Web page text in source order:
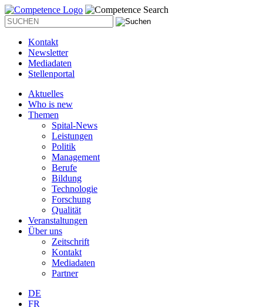
Kontakt
Newsletter
Mediadaten
Stellenportal
Aktuelles
Who is new
Themen
Spital-News
Leistungen
Politik
Management
Berufe
Bildung
Technologie
Forschung
Qualität
Veranstaltungen
Über uns
Zeitschrift
Kontakt
Mediadaten
Partner
DE
FR